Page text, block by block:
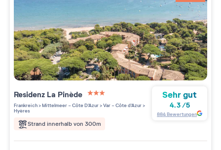
Residenz La Pinède
3 étoiles sur 5
Frankreich>Mittelmeer - Côte D'Azur>Var - Côte d'Azur>
Hyères
Strand innerhalb von 300m
Sehr gut
4.3/5
884Bewertungen